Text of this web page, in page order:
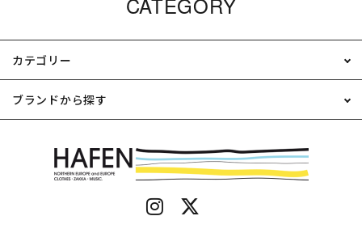
カテゴリー
ブランドから探す